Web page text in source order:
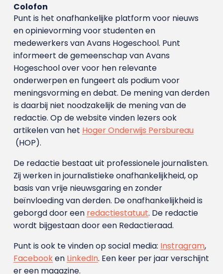
Colofon
Punt is het onafhankelijke platform voor nieuws
en opinievorming voor studenten en
medewerkers van Avans Hoge­school. Punt
informeert de gemeenschap van Avans
Hogeschool over voor hen relevante
onderwerpen en fungeert als podium voor
meningsvorming en debat. De mening van derden
is daarbij niet noodzakelijk de mening van de
redactie. Op de website vinden lezers ook
artikelen van het Hoger Onderwijs Persbureau
(HOP).
De redactie bestaat uit professionele journalisten.
Zij werken in journalistieke onafhankelijkheid, op
basis van vrije nieuwsgaring en zonder
beïnvloeding van derden. De onafhankelijkheid is
geborgd door een redactiestatuut. De redactie
wordt bijgestaan door een Redactieraad.
Punt is ook te vinden op social media: Instragram,
Facebooken LinkedIn. Een keer per jaar verschijnt
er een magazine.